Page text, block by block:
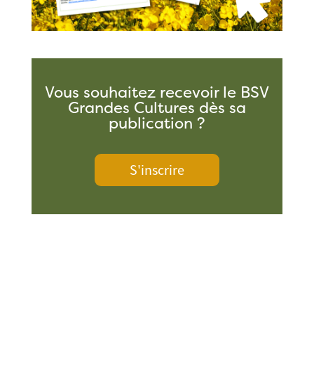
Vous souhaitez recevoir le BSV
Grandes Cultures dès sa
publication ?
S'inscrire